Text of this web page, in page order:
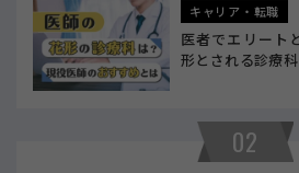
キャリア・転職
医者でエリート
形とされる診療
02